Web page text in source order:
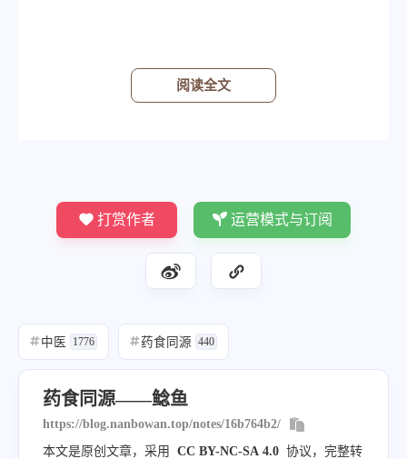
多食。余病悉忌，反荆芥。口眼咼斜者，活切其
尾尖，朝吻贴之。
阅读全文
打赏作者 运营模式与订阅
#中医 1776 #药食同源 440
药食同源——鲶鱼
https://blog.nanbowan.top/notes/16b764b2/
本文是原创文章，采用
CC BY-NC-SA 4.0 协议，完整转